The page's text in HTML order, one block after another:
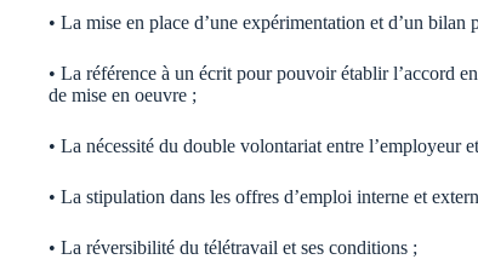
• La mise en place d’une expérimentation et d’un bilan
• La référence à un écrit pour pouvoir établir l’accord
de mise en oeuvre ;
• La nécessité du double volontariat entre l’employeur
• La stipulation dans les offres d’emploi interne et
• La réversibilité du télétravail et ses conditions ;